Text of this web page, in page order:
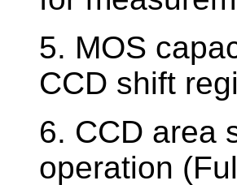
5. MOS
CCD shift
6. CCD area
operation